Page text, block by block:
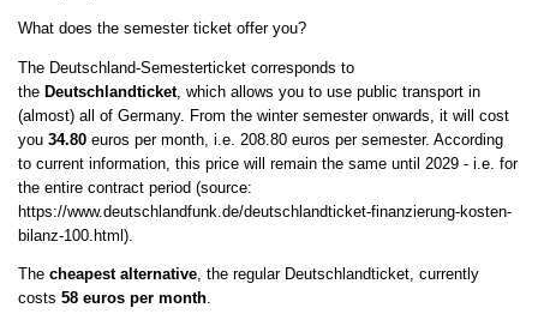
What does the semester ticket offer you?
The Deutschland-Semesterticket corresponds to
the Deutschlandticket, which allows you to use public transport in
(almost) all of Germany. From the winter semester onwards, it will cost
you 34.80 euros per month, i.e. 208.80 euros per semester. According
to current information, this price will remain the same until 2029 - i.e. for
the entire contract period (source:
https://www.deutschlandfunk.de/deutschlandticket-finanzierung-kosten-
bilanz-100.html).
The cheapest alternative, the regular Deutschlandticket, currently
costs 58 euros per month.